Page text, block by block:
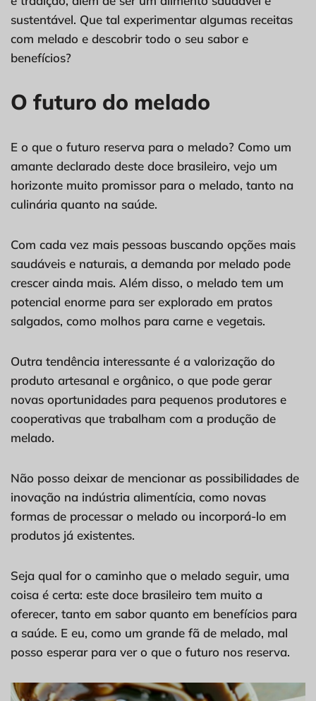
sustentável. Que tal experimentar algumas receitas
com melado e descobrir todo o seu sabor e
benefícios?
O futuro do melado
E o que o futuro reserva para o melado? Como um
amante declarado deste doce brasileiro, vejo um
horizonte muito promissor para o melado, tanto na
culinária quanto na saúde.
Com cada vez mais pessoas buscando opções mais
saudáveis e naturais, a demanda por melado pode
crescer ainda mais. Além disso, o melado tem um
potencial enorme para ser explorado em pratos
salgados, como molhos para carne e vegetais.
Outra tendência interessante é a valorização do
produto artesanal e orgânico, o que pode gerar
novas oportunidades para pequenos produtores e
cooperativas que trabalham com a produção de
melado.
Não posso deixar de mencionar as possibilidades de
inovação na indústria alimentícia, como novas
formas de processar o melado ou incorporá-lo em
produtos já existentes.
Seja qual for o caminho que o melado seguir, uma
coisa é certa: este doce brasileiro tem muito a
oferecer, tanto em sabor quanto em benefícios para
a saúde. E eu, como um grande fã de melado, mal
posso esperar para ver o que o futuro nos reserva.